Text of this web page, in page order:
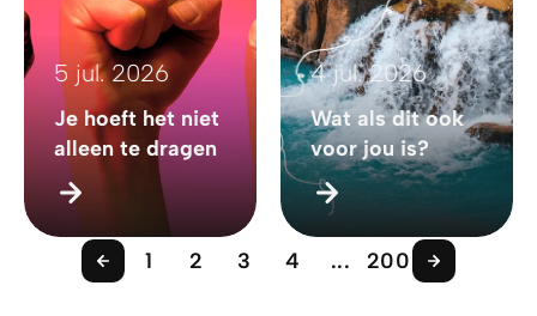
5 jul. 2026
Je hoeft het niet
alleen te dragen
4 jul. 2026
Wat als dit ook
voor jou is?
1 2 3 4 ... 200